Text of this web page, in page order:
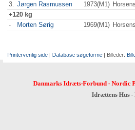
3. Jørgen Rasmussen 1973(M1)
+120 kg
-
Morten Sørig 1969(M1)
Printervenlig side | Database søgeforme | Billeder:
Danmarks Idræts-Forbund- Nordic
Idrættens Hus -